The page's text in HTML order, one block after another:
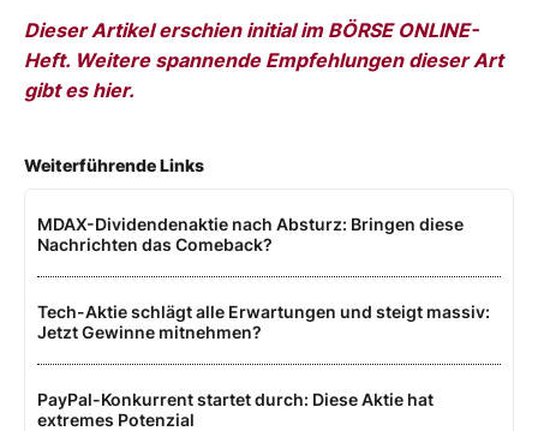
Dieser Artikel erschien initial im BÖRSE ONLINE-
Heft. Weitere spannende Empfehlungen dieser Art
gibt es hier.
Weiterführende Links
MDAX-Dividendenaktie nach Absturz: Bringen diese
Nachrichten das Comeback?
Tech-Aktie schlägt alle Erwartungen und steigt massiv:
Jetzt Gewinne mitnehmen?
PayPal-Konkurrent startet durch: Diese Aktie hat
extremes Potenzial